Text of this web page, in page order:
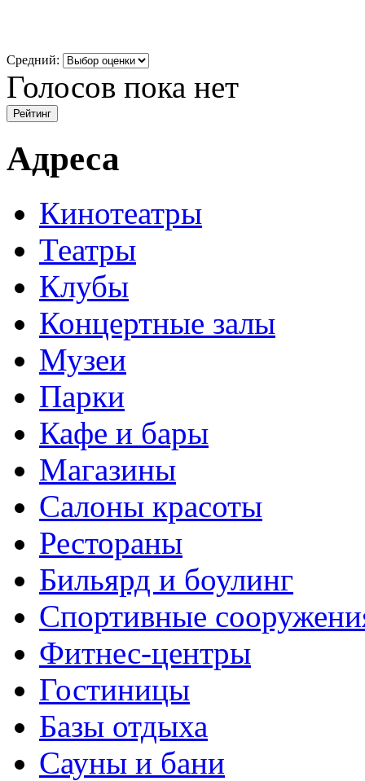
Средний:
Голосов пока нет
Адреса
Кинотеатры
Театры
Клубы
Концертные залы
Музеи
Парки
Кафе и бары
Магазины
Салоны красоты
Рестораны
Бильярд и боулинг
Спортивные
Фитнес-центры
Гостиницы
Базы отдыха
Сауны и бани